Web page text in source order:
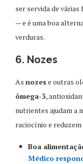
ser servida de várias
— e é uma boa
verduras.
6. Nozes
As nozes e outras
ômega-3,
nutrientes ajudam a
raciocínio e
Boa
Médico